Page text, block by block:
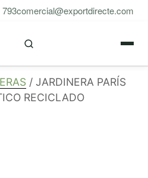
793comercial@exportdirecte.com
/ JARDINERA PARÍS
RECICLADO